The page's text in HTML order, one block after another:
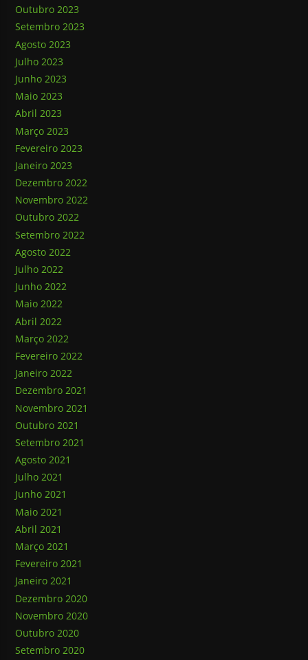
Outubro 2023
Setembro 2023
Agosto 2023
Julho 2023
Junho 2023
Maio 2023
Abril 2023
Março 2023
Fevereiro 2023
Janeiro 2023
Dezembro 2022
Novembro 2022
Outubro 2022
Setembro 2022
Agosto 2022
Julho 2022
Junho 2022
Maio 2022
Abril 2022
Março 2022
Fevereiro 2022
Janeiro 2022
Dezembro 2021
Novembro 2021
Outubro 2021
Setembro 2021
Agosto 2021
Julho 2021
Junho 2021
Maio 2021
Abril 2021
Março 2021
Fevereiro 2021
Janeiro 2021
Dezembro 2020
Novembro 2020
Outubro 2020
Setembro 2020